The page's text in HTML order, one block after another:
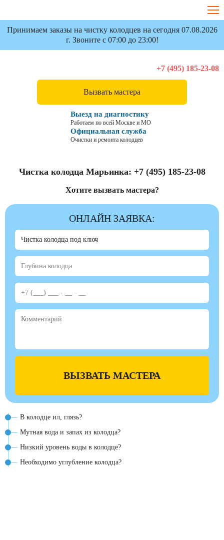
Принимаем заказы на чистку колодцев на сегодня 07.08.2026
г. Звоните с 07:00 до 23:00!
Вызвать мастера
Выезд на диагностику
Работаем по всей Москве и МО
Официальная служба
Очистки и ремонта колодцев
+7 (495) 185-23-08
Чистка колодца Марьинка: +7 (495) 185-23-08
Хотите вызвать мастера?
ОНЛАЙН ЗАЯВКА:
ВЫЗВАТЬ МАСТЕРА
В колодце ил, глязь?
Мутная вода и запах из колодца?
Низкий уровень воды в колодце?
Необходимо углубление колодца?